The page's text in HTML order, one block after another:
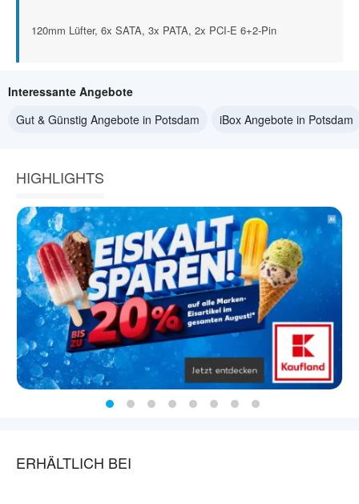
120mm Lüfter, 6x SATA, 3x PATA, 2x PCI-E 6+2-Pin
Interessante Angebote
Gut & Günstig Angebote in Potsdam
iBox Angebote in Potsdam
HIGHLIGHTS
ERHÄLTLICH BEI